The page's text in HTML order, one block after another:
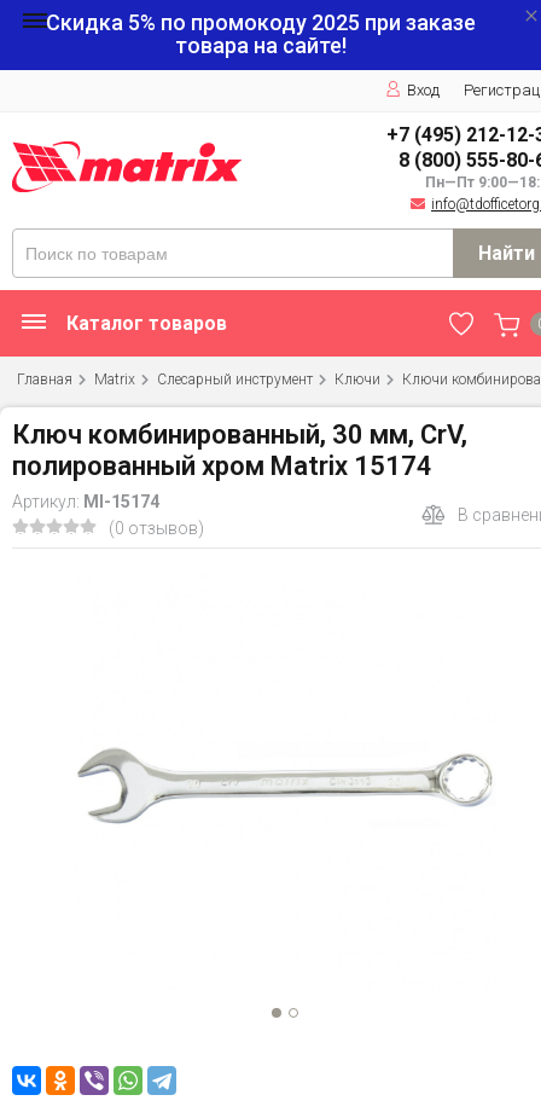
Скидка 5% по промокоду 2025 при заказе
товара на сайте!
Вход
+7 (495) 212-12-
8 (800) 555-80-
Пн—Пт
Найти
Каталог товаров
Главная Matrix Слесарный инструмент Ключи Ключи
Ключ комбинированный, 30 мм, CrV,
полированный хром Matrix 15174
Артикул: MI-15174
(0 отзывов)
В